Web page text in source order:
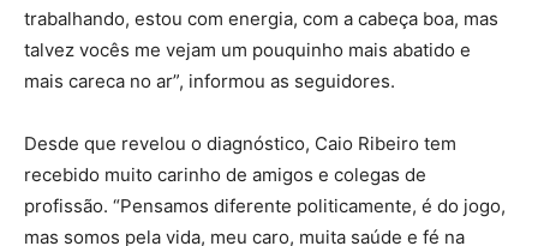
trabalhando, estou com energia, com a cabeça boa, mas
talvez vocês me vejam um pouquinho mais abatido e
mais careca no ar”, informou as seguidores.
Desde que revelou o diagnóstico, Caio Ribeiro tem
recebido muito carinho de amigos e colegas de
profissão. “Pensamos diferente politicamente, é do jogo,
mas somos pela vida, meu caro, muita saúde e fé na